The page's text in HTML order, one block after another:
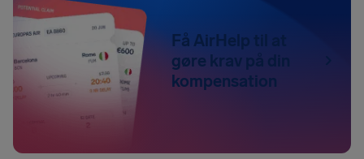
Få AirHelp til at
gøre krav på din
kompensation